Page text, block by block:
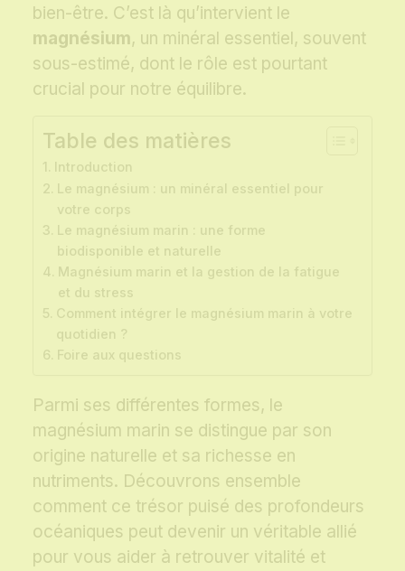
bien-être. C’est là qu’intervient le
magnésium, un minéral essentiel, souvent
sous-estimé, dont le rôle est pourtant
crucial pour notre équilibre.
Table des matières
Introduction
Le magnésium : un minéral essentiel pour
votre corps
Le magnésium marin : une forme
biodisponible et naturelle
Magnésium marin et la gestion de la fatigue
et du stress
Comment intégrer le magnésium marin à votre
quotidien ?
Foire aux questions
Parmi ses différentes formes, le
magnésium marin se distingue par son
origine naturelle et sa richesse en
nutriments. Découvrons ensemble
comment ce trésor puisé des profondeurs
océaniques peut devenir un véritable allié
pour vous aider à retrouver vitalité et